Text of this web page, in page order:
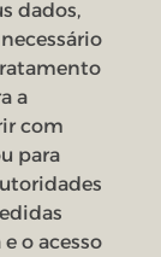
dados,
a
com
para
o acesso